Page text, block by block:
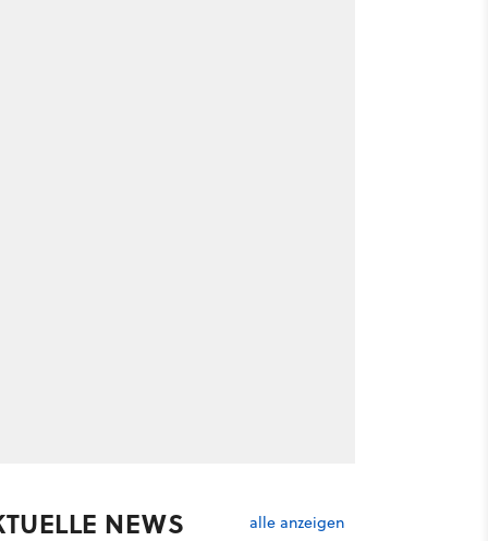
NEWS alle anzeigen